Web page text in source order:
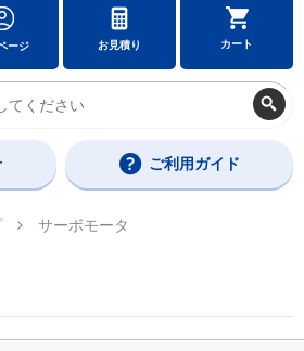
ージ お見積り カート
ご利用ガイド
サーボモータ